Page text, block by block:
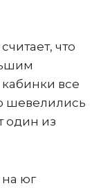
что
все
шевелились
один из
на юг